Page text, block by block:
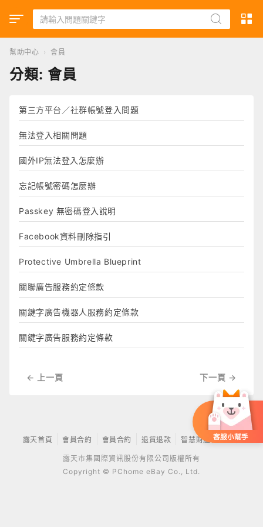
幫助中心 › 會員
分類: 會員
第三方平台／社群帳號登入問題
無法登入相關問題
國外IP無法登入怎麼辦
忘記帳號密碼怎麼辦
Passkey 無密碼登入說明
Facebook資料刪除指引
Protective Umbrella Blueprint
關聯廣告服務約定條款
關鍵字廣告機器人服務約定條款
關鍵字廣告服務約定條款
← 上一頁 下一頁 →
露天首頁 會員合約 會員合約 退貨退款 智慧財產權保護傘
露天市集國際資訊股份有限公司版權所有
Copyright © PChome eBay Co., Ltd.